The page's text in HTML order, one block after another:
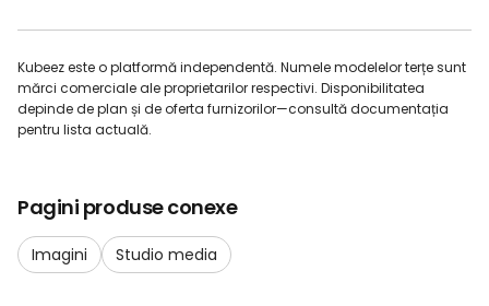
Kubeez este o platformă independentă. Numele modelelor terțe sunt
mărci comerciale ale proprietarilor respectivi. Disponibilitatea
depinde de plan și de oferta furnizorilor—consultă documentația
pentru lista actuală.
Pagini produse conexe
Imagini Studio media